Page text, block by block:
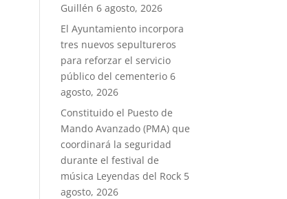
Guillén 6 agosto, 2026
El Ayuntamiento incorpora
tres nuevos sepultureros
para reforzar el servicio
público del cementerio 6
agosto, 2026
Constituido el Puesto de
Mando Avanzado (PMA) que
coordinará la seguridad
durante el festival de
música Leyendas del Rock 5
agosto, 2026